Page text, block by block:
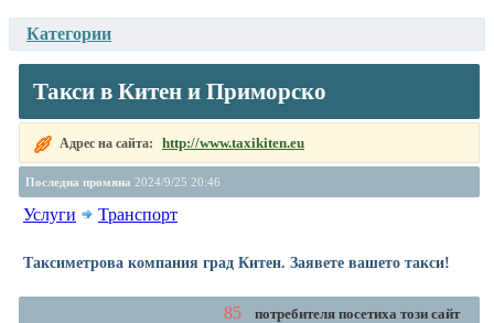
Категории
Такси в Китен и Приморско
Адрес на сайта: http://www.taxikiten.eu
Последна промяна 2024/9/25 20:46
Услуги Транспорт
Таксиметрова компания град Китен. Заявете вашето такси!
85 потребителя посетиха този сайт